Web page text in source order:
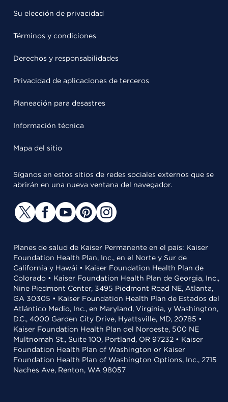
Su elección de privacidad
Términos y condiciones
Derechos y responsabilidades
Privacidad de aplicaciones de terceros
Planeación para desastres
Información técnica
Mapa del sitio
Síganos en estos sitios de redes sociales externos que se
abrirán en una nueva ventana del navegador.
Planes de salud de Kaiser Permanente en el país: Kaiser
Foundation Health Plan, Inc., en el Norte y Sur de
California y Hawái • Kaiser Foundation Health Plan de
Colorado • Kaiser Foundation Health Plan de Georgia, Inc.,
Nine Piedmont Center, 3495 Piedmont Road NE, Atlanta,
GA 30305 • Kaiser Foundation Health Plan de Estados del
Atlántico Medio, Inc., en Maryland, Virginia, y Washington,
D.C., 4000 Garden City Drive, Hyattsville, MD, 20785 •
Kaiser Foundation Health Plan del Noroeste, 500 NE
Multnomah St., Suite 100, Portland, OR 97232 • Kaiser
Foundation Health Plan of Washington or Kaiser
Foundation Health Plan of Washington Options, Inc., 2715
Naches Ave, Renton, WA 98057